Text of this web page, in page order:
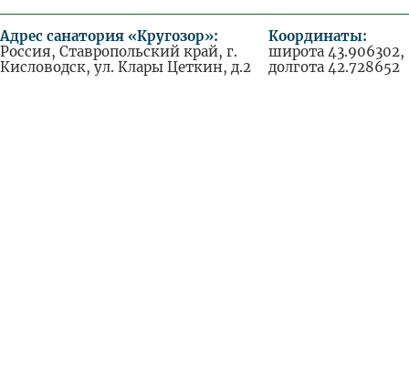
Адрес санатория «Кругозор»:
Россия, Ставропольский край, г.
Кисловодск, ул. Клары Цеткин, д.2
Координаты:
широта 43.906302,
долгота 42.728652